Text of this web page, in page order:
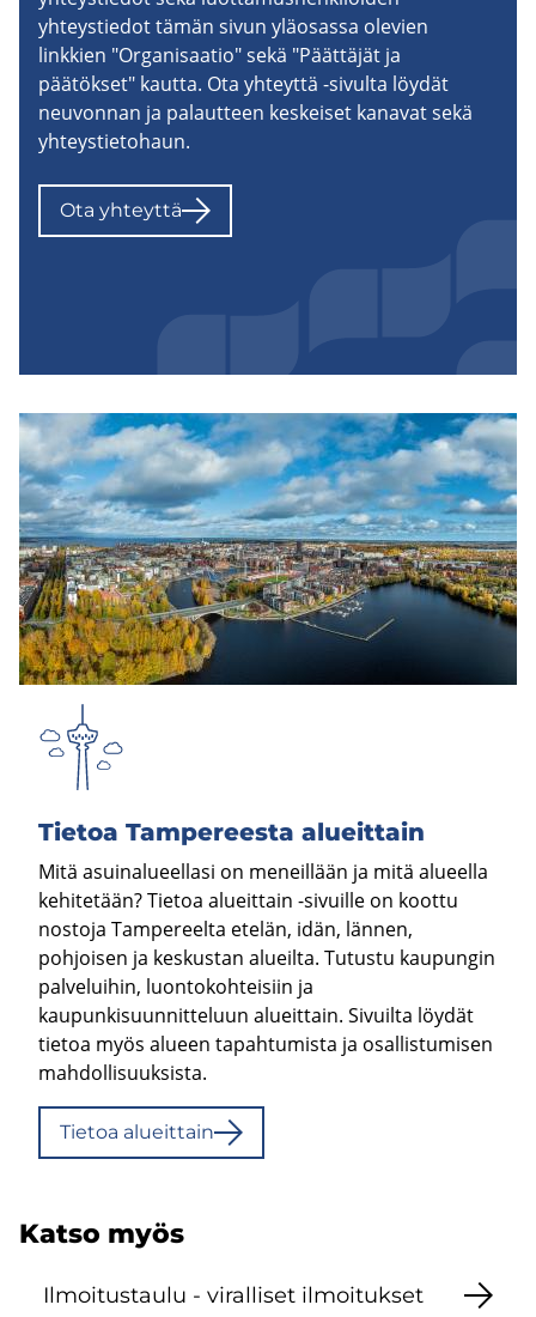
yhteystiedot tämän sivun yläosassa olevien
linkkien "Organisaatio" sekä "Päättäjät ja
päätökset" kautta. Ota yhteyttä -sivulta löydät
neuvonnan ja palautteen keskeiset kanavat sekä
yhteystietohaun.
Ota yh­teyt­tä
Tie­toa Tam­pe­rees­ta alueit­tain
Mitä asuinalueellasi on meneillään ja mitä alueella
kehitetään? Tietoa alueittain -sivuille on koottu
nostoja Tampereelta etelän, idän, lännen,
pohjoisen ja keskustan alueilta. Tutustu kaupungin
palveluihin, luontokohteisiin ja
kaupunkisuunnitteluun alueittain. Sivuilta löydät
tietoa myös alueen tapahtumista ja osallistumisen
mahdollisuuksista.
Tie­toa alueit­tain
Katso myös
Il­moi­tus­tau­lu - vi­ral­li­set il­moi­tuk­set